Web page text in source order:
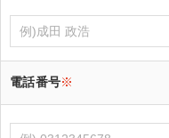
電話番号※